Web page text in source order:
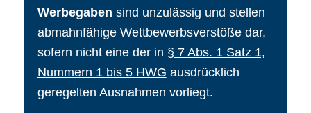
Werbegaben sind unzulässig und stellen
abmahnfähige Wettbewerbsverstöße dar,
sofern nicht eine der in § 7 Abs. 1 Satz 1,
Nummern 1 bis 5 HWG ausdrücklich
geregelten Ausnahmen vorliegt.